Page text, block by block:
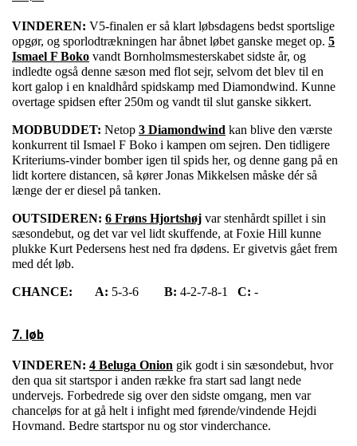
VINDEREN: V5-finalen er så klart løbsdagens bedst sportslige
opgør, og sporlodtrækningen har åbnet løbet ganske meget op. 5
Ismael F Boko vandt Bornholmsmesterskabet sidste år, og
indledte også denne sæson med flot sejr, selvom det blev til en
kort galop i en knaldhård spidskamp med Diamondwind. Kunne
overtage spidsen efter 250m og vandt til slut ganske sikkert.
MODBUDDET: Netop 3 Diamondwind kan blive den værste
konkurrent til Ismael F Boko i kampen om sejren. Den tidligere
Kriteriums-vinder bomber igen til spids her, og denne gang på en
lidt kortere distancen, så kører Jonas Mikkelsen måske dér så
længe der er diesel på tanken.
OUTSIDEREN: 6 Frøns Hjortshøj var stenhårdt spillet i sin
sæsondebut, og det var vel lidt skuffende, at Foxie Hill kunne
plukke Kurt Pedersens hest ned fra dødens. Er givetvis gået frem
med dét løb.
CHANCE: A: 5-3-6 B: 4-2-7-8-1 C: -
7. løb
VINDEREN: 4 Beluga Onion gik godt i sin sæsondebut, hvor
den qua sit startspor i anden række fra start sad langt nede
undervejs. Forbedrede sig over den sidste omgang, men var
chanceløs for at gå helt i infight med førende/vindende Hejdi
Hovmand. Bedre startspor nu og stor vinderchance.